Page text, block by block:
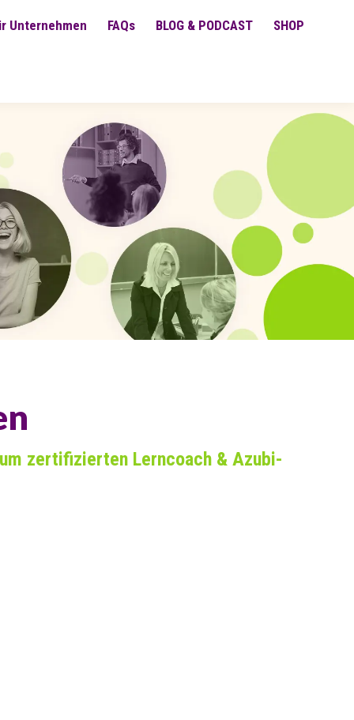
Unternehmen FAQs BLOG & PODCAST SHOP
zertifizierten Lerncoach & Azubi-